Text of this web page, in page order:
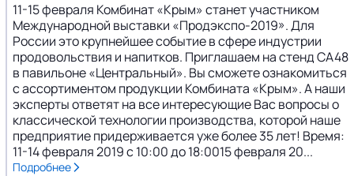
11-15 февраля Комбинат «Крым» станет участником
Международной выставки «Продэкспо-2019». Для
России это крупнейшее событие в сфере индустрии
продовольствия и напитков. Приглашаем на стенд СА48
в павильоне «Центральный». Вы сможете ознакомиться
с ассортиментом продукции Комбината «Крым». А наши
эксперты ответят на все интересующие Вас вопросы о
классической технологии производства, которой наше
предприятие придерживается уже более 35 лет! Время:
11-14 февраля 2019 с 10:00 до 18:0015 февраля 20...
Подробнее